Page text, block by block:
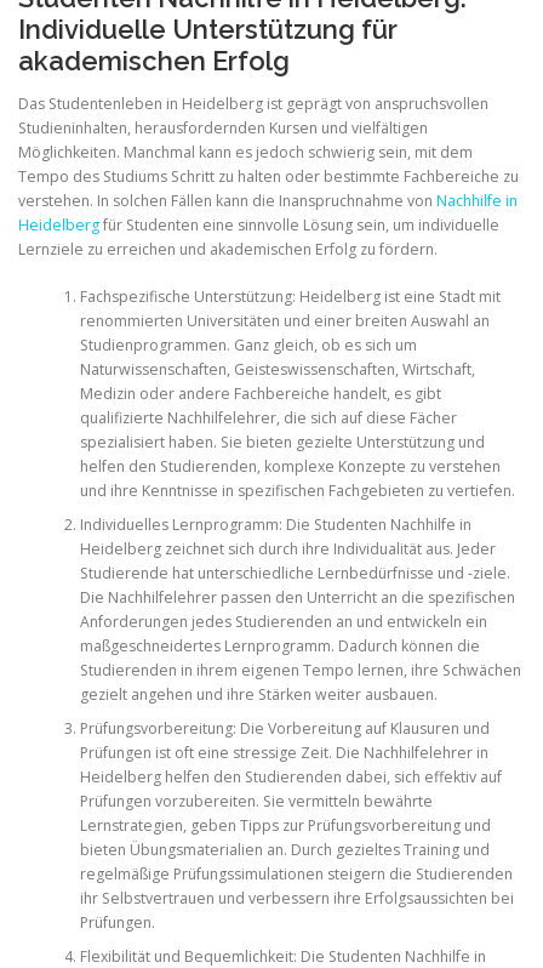
Individuelle Unterstützung für
akademischen Erfolg
Das Studentenleben in Heidelberg ist geprägt von anspruchsvollen
Studieninhalten, herausfordernden Kursen und vielfältigen
Möglichkeiten. Manchmal kann es jedoch schwierig sein, mit dem
Tempo des Studiums Schritt zu halten oder bestimmte Fachbereiche zu
verstehen. In solchen Fällen kann die Inanspruchnahme von Nachhilfe in
Heidelbergfür Studenten eine sinnvolle Lösung sein, um individuelle
Lernziele zu erreichen und akademischen Erfolg zu fördern.
Fachspezifische Unterstützung: Heidelberg ist eine Stadt mit
renommierten Universitäten und einer breiten Auswahl an
Studienprogrammen. Ganz gleich, ob es sich um
Naturwissenschaften, Geisteswissenschaften, Wirtschaft,
Medizin oder andere Fachbereiche handelt, es gibt
qualifizierte Nachhilfelehrer, die sich auf diese Fächer
spezialisiert haben. Sie bieten gezielte Unterstützung und
helfen den Studierenden, komplexe Konzepte zu verstehen
und ihre Kenntnisse in spezifischen Fachgebieten zu vertiefen.
Individuelles Lernprogramm: Die Studenten Nachhilfe in
Heidelberg zeichnet sich durch ihre Individualität aus. Jeder
Studierende hat unterschiedliche Lernbedürfnisse und -ziele.
Die Nachhilfelehrer passen den Unterricht an die spezifischen
Anforderungen jedes Studierenden an und entwickeln ein
maßgeschneidertes Lernprogramm. Dadurch können die
Studierenden in ihrem eigenen Tempo lernen, ihre Schwächen
gezielt angehen und ihre Stärken weiter ausbauen.
Prüfungsvorbereitung: Die Vorbereitung auf Klausuren und
Prüfungen ist oft eine stressige Zeit. Die Nachhilfelehrer in
Heidelberg helfen den Studierenden dabei, sich effektiv auf
Prüfungen vorzubereiten. Sie vermitteln bewährte
Lernstrategien, geben Tipps zur Prüfungsvorbereitung und
bieten Übungsmaterialien an. Durch gezieltes Training und
regelmäßige Prüfungssimulationen steigern die Studierenden
ihr Selbstvertrauen und verbessern ihre Erfolgsaussichten bei
Prüfungen.
Flexibilität und Bequemlichkeit: Die Studenten Nachhilfe in